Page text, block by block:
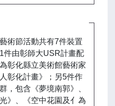
術節活動共有7件裝置
件由彰師大USR計畫配
彰化縣立美術館藝術家
彰化計畫》；另5件作
，包含《夢境南郭》、
》、《空中花園及亻為